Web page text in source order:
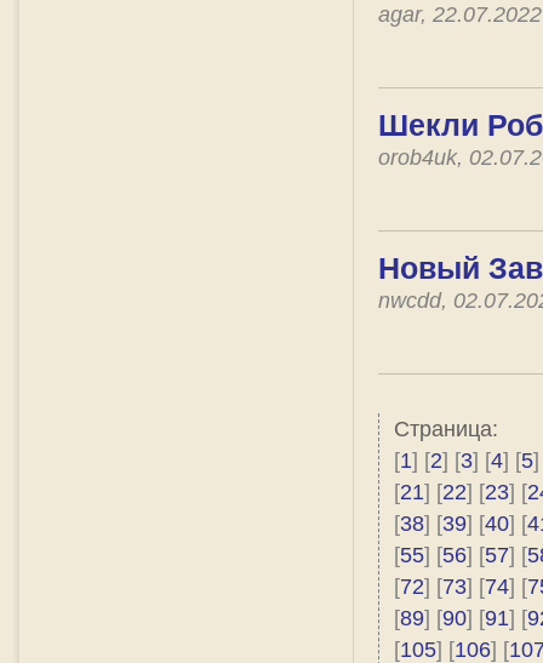
agar,
Шекли
orob4uk,
Новый
nwcdd,
Страница:
[1] [2] [3] [4] [5]
[21] [22] [23] [
[38] [39] [40] [
[55] [56] [57] [
[72] [73] [74] [
[89] [90] [91] [
[105] [106] [